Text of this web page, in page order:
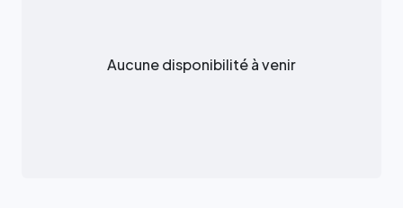
Aucune disponibilité à venir